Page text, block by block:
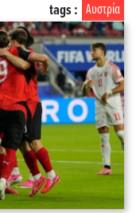
Αυστρία
tags :